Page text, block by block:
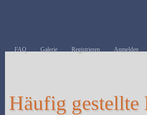
FAQ Galerie Registrieren Anmelden
Häufig gestellte